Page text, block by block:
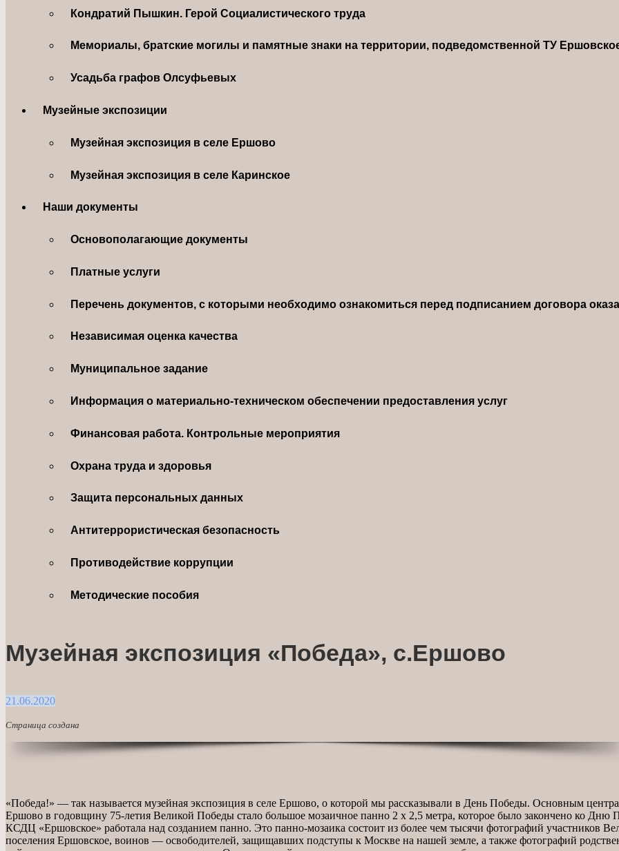
Кондратий Пышкин. Герой Социалистического труда
Мемориалы, братские могилы и памятные знаки на территории, подведомственной ТУ
Усадьба графов Олсуфьевых
Музейные экспозиции
Музейная экспозиция в селе Ершово
Музейная экспозиция в селе Каринское
Наши документы
Основополагающие документы
Платные услуги
Перечень документов, с которыми необходимо ознакомиться перед подписанием договора
Независимая оценка качества
Муниципальное задание
Информация о материально-техническом обеспечении предоставления услуг
Финансовая работа. Контрольные мероприятия
Охрана труда и здоровья
Защита персональных данных
Антитеррористическая безопасность
Противодействие коррупции
Методические пособия
Музейная экспозиция «Победа», с.Ершово
21.06.2020
Страница создана
«Победа!» — так называется музейная экспозиция в селе Ершово, о которой мы рассказывали в День Победы. Основным
Ершово в годовщину 75-летия Великой Победы стало большое мозаичное панно 2 х 2,5 метра, которое было закончено ко
КСДЦ «Ершовское» работала над созданием панно. Это панно-мозаика состоит из более чем тысячи фотографий участников
поселения Ершовское, воинов — освободителей, защищавших подступы к Москве на нашей земле, а также фотографий